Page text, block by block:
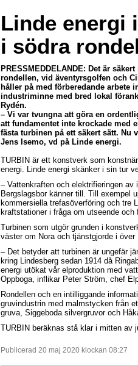
Linde energi
i södra
PRESSMEDDELANDE: Det är
rondellen, vid äventyrsgolfen och
håller på med förberedande arbete
industriminne med bred lokal
Rydén.
– Vi var tvungna att göra en
att fundamentet inte krockade med
fästa turbinen på ett säkert sätt.
Jens Isemo, vd på Linde energi.
TURBIN är ett konstverk som
energi. Linde energi skänker i sin tur
– Vattenkraften och elektrifieringen av
Bergslagsbor känner till. Till exempel
kommersiella trefasöverföring och tre
kraftstationer i fråga om utseende
Turbinen som utgör grunden i
väster om Nora och tjänstgjorde i
– Det betyder att turbinen är ungefär
kring Lindesberg sedan 1914 då
energi utökat vår elproduktion med
Oppboga, inflikar Peter Ström, chef
Rondellen och en intilliggande
gruvindustrin med malmstycken från
gruva, Siggeboda silvergruvor och
TURBIN beräknas stå klar i mitten av
Publicerad 20 maj 2020 klockan 08:27